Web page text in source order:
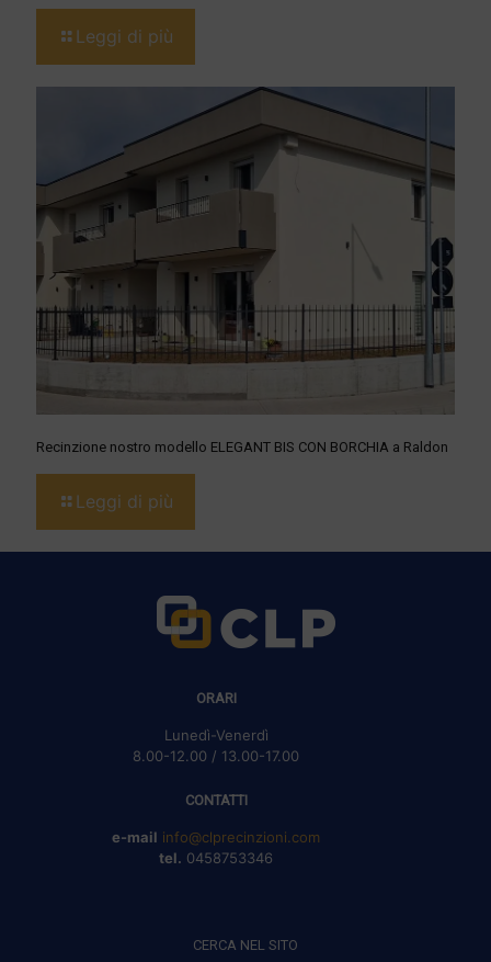
Leggi di più
Recinzione nostro modello ELEGANT BIS CON BORCHIA a Raldon
Leggi di più
ORARI
Lunedì-Venerdì
8.00-12.00 / 13.00-17.00
CONTATTI
e-mail info@clprecinzioni.com
tel. 0458753346
CERCA NEL SITO